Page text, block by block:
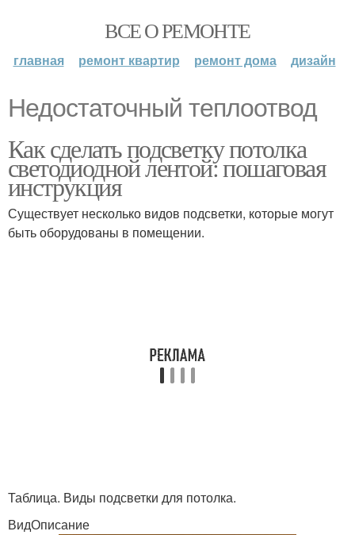
ВСЕ О РЕМОНТЕ
главная ремонт квартир ремонт дома дизайн
Недостаточный теплоотвод
Как сделать подсветку потолка
светодиодной лентой: пошаговая
инструкция
Существует несколько видов подсветки, которые могут
быть оборудованы в помещении.
Таблица. Виды подсветки для потолка.
ВидОписание